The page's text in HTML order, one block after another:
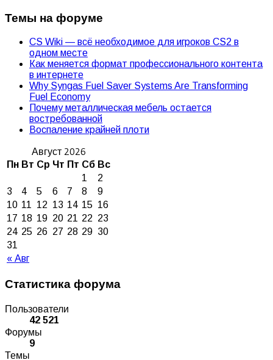
Темы на форуме
CS Wiki — всё необходимое для игроков CS2 в
одном месте
Как меняется формат профессионального контента
в интернете
Why Syngas Fuel Saver Systems Are Transforming
Fuel Economy
Почему металлическая мебель остается
востребованной
Воспаление крайней плоти
Август 2026
Пн Вт Ср Чт Пт Сб Вс
« Авг
1
2
3
4 5 6 7 8
9
10 11 12 13 14 15 16
17 18 19 20 21 22 23
24 25 26 27 28 29 30
31
Статистика форума
Пользователи
42 521
Форумы
9
Темы